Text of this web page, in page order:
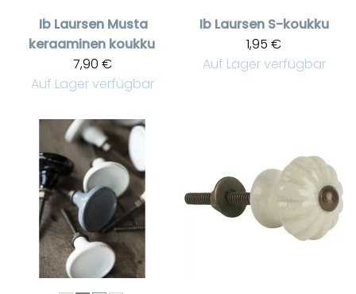
Ib Laursen Musta
keraaminen koukku
7,90 €
Auf Lager verfügbar
Ib Laursen S-koukku
1,95 €
Auf Lager verfügbar